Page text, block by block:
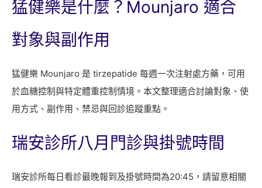
猛健樂是什麼？Mounjaro 適合
對象與副作用
猛健樂 Mounjaro 是 tirzepatide 每週一次注射處方藥，可用
於血糖控制與特定體重控制情境。本文整理適合討論對象、使
用方式、副作用、禁忌與回診追蹤重點。
瑞安診所八月門診與掛號時間
瑞安診所每日看診最晚報到及掛號時間為20:45，請留意相關